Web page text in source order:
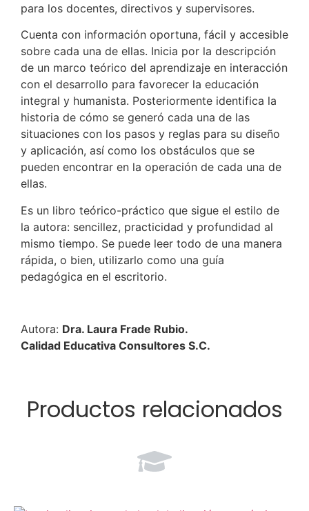
para los docentes, directivos y supervisores.
Cuenta con información oportuna, fácil y accesible
sobre cada una de ellas. Inicia por la descripción
de un marco teórico del aprendizaje en interacción
con el desarrollo para favorecer la educación
integral y humanista. Posteriormente identifica la
historia de cómo se generó cada una de las
situaciones con los pasos y reglas para su diseño
y aplicación, así como los obstáculos que se
pueden encontrar en la operación de cada una de
ellas.
Es un libro teórico-práctico que sigue el estilo de
la autora: sencillez, practicidad y profundidad al
mismo tiempo. Se puede leer todo de una manera
rápida, o bien, utilizarlo como una guía
pedagógica en el escritorio.
Autora: Dra. Laura Frade Rubio.
Calidad Educativa Consultores S.C.
Productos relacionados